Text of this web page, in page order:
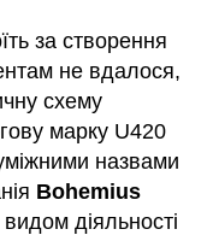
за створення
не вдалося,
схему
марку U420
назвами
Bohemius
діяльності